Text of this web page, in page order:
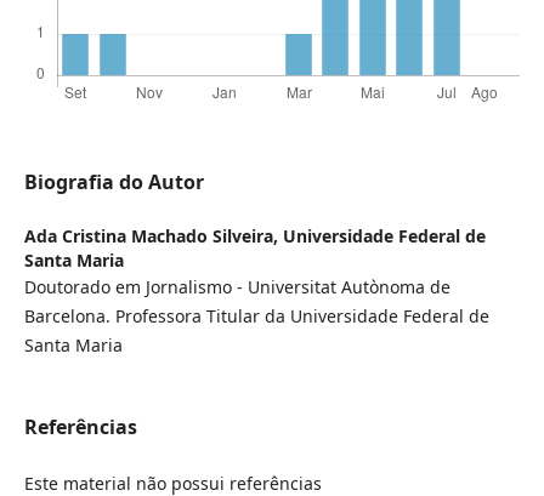
Biografia do Autor
Ada Cristina Machado Silveira, Universidade Federal de
Santa Maria
Doutorado em Jornalismo - Universitat Autònoma de
Barcelona. Professora Titular da Universidade Federal de
Santa Maria
Referências
Este material não possui referências